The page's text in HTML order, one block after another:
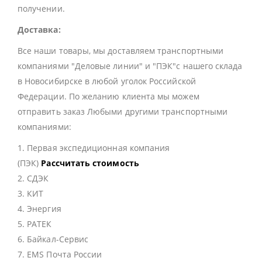
получении.
Доставка:
Все наши товары, мы доставляем транспортными
компаниями "Деловые линии" и "ПЭК"с нашего склада
в Новосибирске в любой уголок Российской
Федерации. По желанию клиента мы можем
отправить заказ Любыми другими транспортными
компаниями:
1. Первая экспедиционная компания
(ПЭК) Рассчитать стоимость
2. СДЭК
3. КИТ
4. Энергия
5. РАТЕК
6. Байкал-Сервис
7. EMS Почта России